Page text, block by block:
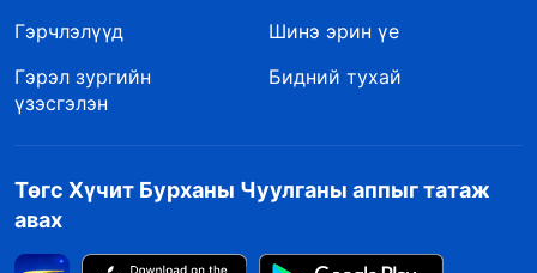
Гэрчлэлүүд
Шинэ эрин үе
Гэрэл зургийн
үзэсгэлэн
Бидний тухай
Төгс Хүчит Бурханы Чуулганы аппыг татаж
авах